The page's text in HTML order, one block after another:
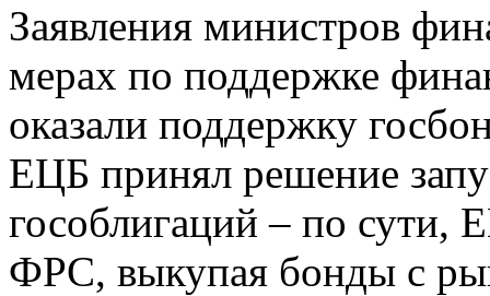
Заявления министров
мерах по поддержке
оказали поддержку
ЕЦБ принял решение
гособлигаций – по сути,
ФРС, выкупая бонды с